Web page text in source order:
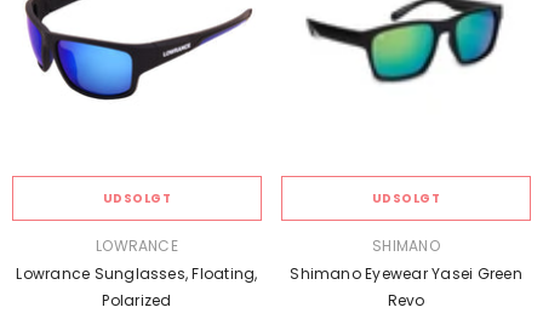
UDSOLGT
LOWRANCE
Lowrance Sunglasses, Floating,
Polarized
UDSOLGT
SHIMANO
Shimano Eyewear Yasei Green
Revo